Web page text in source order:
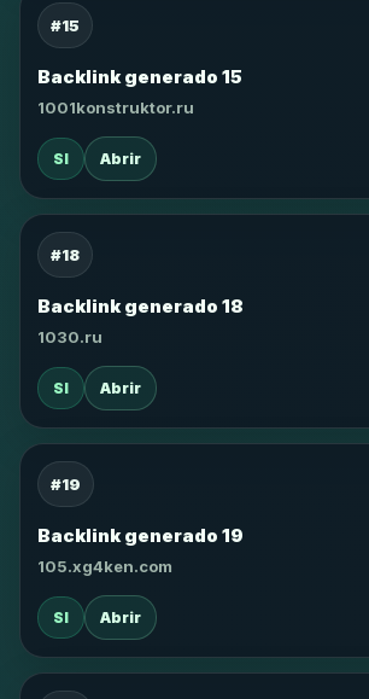
#15
Backlink generado 15
1001konstruktor.ru
SI Abrir
#18
Backlink generado 18
1030.ru
SI Abrir
#19
Backlink generado 19
105.xg4ken.com
SI Abrir